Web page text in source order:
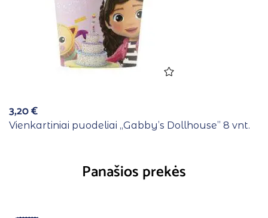
3,20€
Vienkartiniai puodeliai ,,Gabby’s Dollhouse” 8 vnt.
Panašios prekės